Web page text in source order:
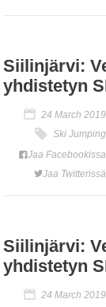
Siilinjärvi:
yhdistetyn
24 March 2019
Ski Jumping
Jaa Facebookissa
Jaa Twitterissä
Siilinjärvi:
yhdistetyn
24 March 2019